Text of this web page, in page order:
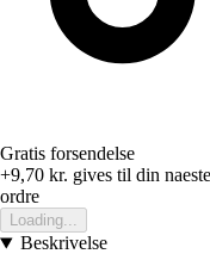
Gratis forsendelse
+9,70 kr. gives til din
ordre
Loading...
Beskrivelse